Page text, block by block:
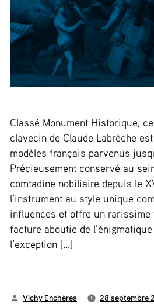
Classé Monument Historique,
clavecin de Claude Labrèche
modèles français parvenus
Précieusement conservé au
comtadine nobiliaire depuis le
l’instrument au style unique
influences et offre un rarissime
facture aboutie de
l’exception […]
Publié
Vichy Enchères
28 septembre